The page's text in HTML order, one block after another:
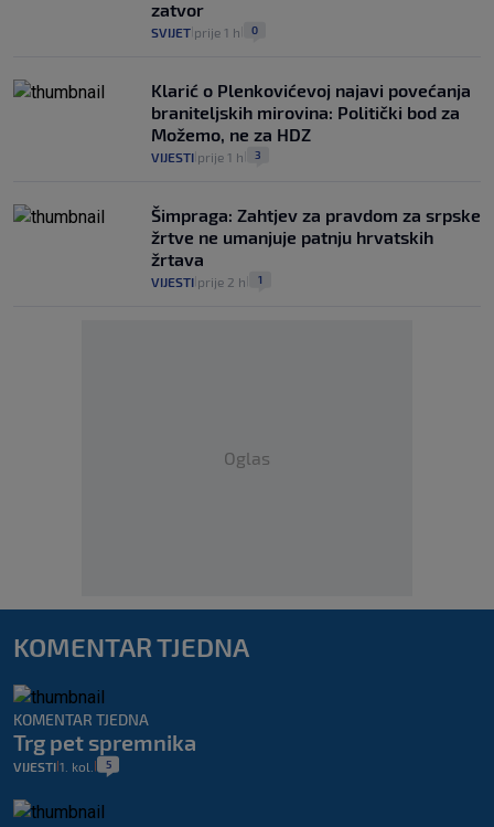
zatvor
SVIJET prije 1 h 0
Klarić o Plenkovićevoj najavi povećanja
braniteljskih mirovina: Politički bod za
Možemo, ne za HDZ
VIJESTI prije 1 h 3
Šimpraga: Zahtjev za pravdom za srpske
žrtve ne umanjuje patnju hrvatskih
žrtava
VIJESTI prije 2 h 1
Oglas
KOMENTAR TJEDNA
KOMENTAR TJEDNA
Trg pet spremnika
VIJESTI 1. kol. 5